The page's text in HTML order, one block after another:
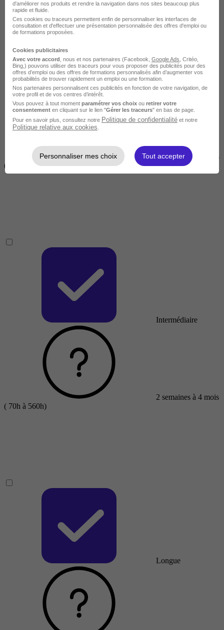
Courte
2 jours à 2 semaines
(14h à 70h)
Intermédiaire
2 semaines à 4 mois
( 70h à 560h)
Longue
d'améliorer nos produits et rendre la navigation dans nos sites beaucoup plus
rapide et fluide.
Ces cookies ou traceurs permettent enfin de personnaliser les interfaces de
consultation et d'effectuer une présentation personnalisée des offres d'emploi ou
de formations proposées.
Cookies publicitaires
Avec votre accord , nous et nos partenaires (Facebook, Google Ads , Critéo,
Bing,) pouvons utiliser des traceurs pour vous proposer des publicités pour des
offres d’emploi ou des offres de formations personnalisés afin d’augmenter vos
probabilités de trouver rapidement un emploi ou une formation.
Nos partenaires personnalisent ces publicités en fonction de votre navigation, de
votre profil et de vos centres d’intérêt.
Vous pouvez à tout moment paramétrer vos choix ou retirer votre
consentement en cliquant sur le lien "Gérer les traceurs" en bas de page.
Pour en savoir plus, consultez notre Politique de confidentialité et notre
Politique relative aux cookies
Personnaliser mes choix Tout accepter